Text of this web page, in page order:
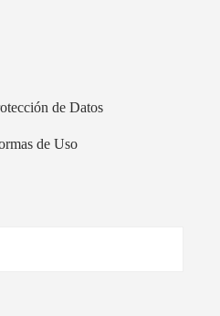
de Datos
de Uso